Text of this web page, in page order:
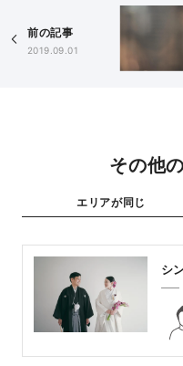
前の記事
2019.09.01
その他
エリアが同じ
シ